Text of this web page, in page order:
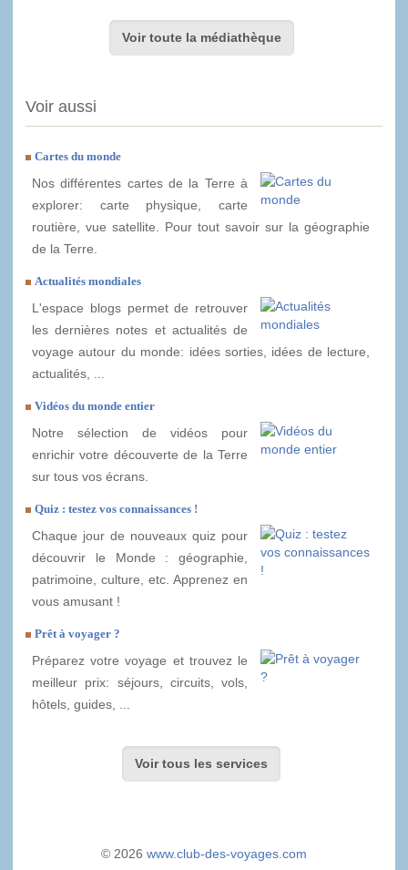
Voir toute la médiathèque
Voir aussi
Cartes du monde
Nos différentes cartes de la Terre à
explorer: carte physique, carte
routière, vue satellite. Pour tout savoir sur la géographie
de la Terre.
Actualités mondiales
L'espace blogs permet de retrouver
les dernières notes et actualités de
voyage autour du monde: idées sorties, idées de lecture,
actualités, ...
Vidéos du monde entier
Notre sélection de vidéos pour
enrichir votre découverte de la Terre
sur tous vos écrans.
Quiz : testez vos connaissances !
Chaque jour de nouveaux quiz pour
découvrir le Monde : géographie,
patrimoine, culture, etc. Apprenez en
vous amusant !
Prêt à voyager ?
Préparez votre voyage et trouvez le
meilleur prix: séjours, circuits, vols,
hôtels, guides, ...
Voir tous les services
© 2026 www.club-des-voyages.com